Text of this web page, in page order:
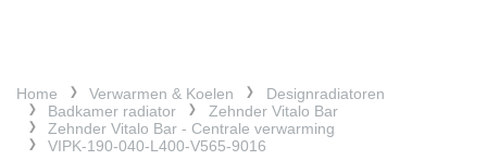
Home Verwarmen & Koelen
Designradiatoren
Badkamer radiator
Zehnder Vitalo Bar
Zehnder Vitalo Bar - Centrale verwarming
VIPK-190-040-L400-V565-9016